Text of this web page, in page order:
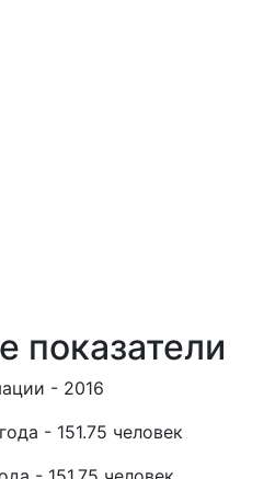
показатели
- 2016
- 151.75 человек